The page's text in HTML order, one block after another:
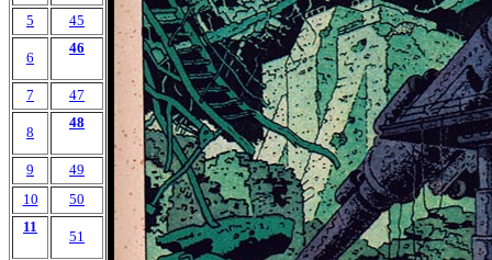
5
45
6
46
7 47
8
48
9
49
10
50
11
51